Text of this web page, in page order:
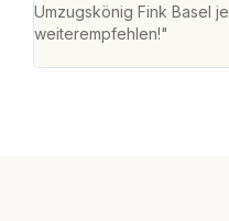
Umzugskönig Fink Basel
weiterempfehlen!"